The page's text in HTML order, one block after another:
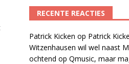
RECENTE REACTIES
Patrick Kicken op Patrick
Witzenhausen wil wel naast
ochtend op Qmusic, maar